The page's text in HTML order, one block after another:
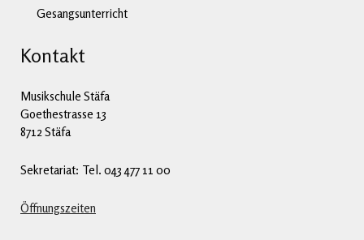
Gesangsunterricht
Kontakt
Musikschule Stäfa
Goethestrasse 13
8712 Stäfa
Sekretariat: Tel. 043 477 11 00
Öffnungszeiten